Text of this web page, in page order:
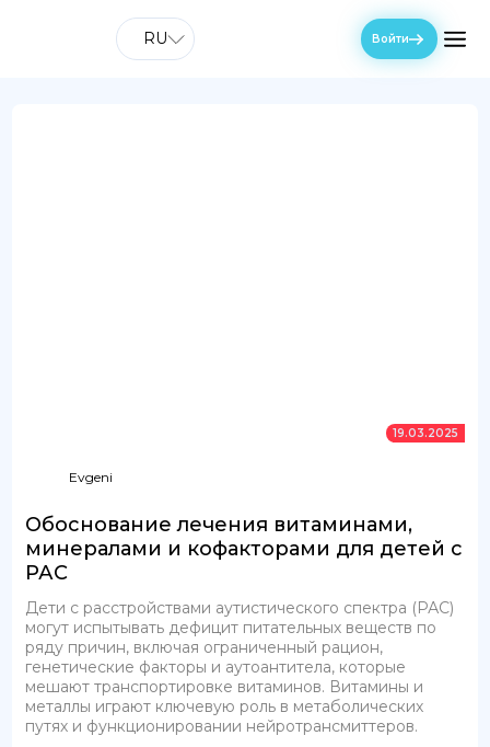
RU Войти
19.03.2025
Evgeni
Обоснование лечения витаминами,
минералами и кофакторами для детей с
РАС
Дети с расстройствами аутистического спектра (РАС)
могут испытывать дефицит питательных веществ по
ряду причин, включая ограниченный рацион,
генетические факторы и аутоантитела, которые
мешают транспортировке витаминов. Витамины и
металлы играют ключевую роль в метаболических
путях и функционировании нейротрансмиттеров.